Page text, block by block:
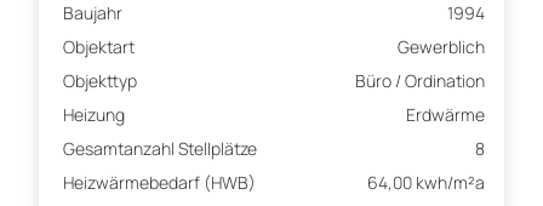
Baujahr
1994
Objektart
Gewerblich
Objekttyp
Büro / Ordination
Heizung
Erdwärme
Gesamtanzahl Stellplätze
8
Heizwärmebedarf (HWB)
64,00 kwh/m²a